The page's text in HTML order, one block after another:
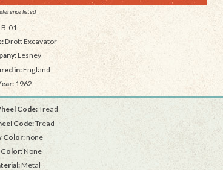
listed
01
Drott Excavator
Lesney
in:England
1962
Code:Tread
Code:Tread
Color:none
None
Metal